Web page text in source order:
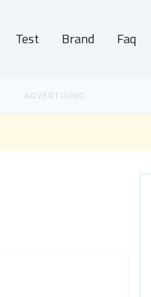
Test Brand Faq